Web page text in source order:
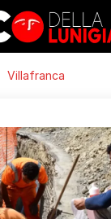
Villafranca